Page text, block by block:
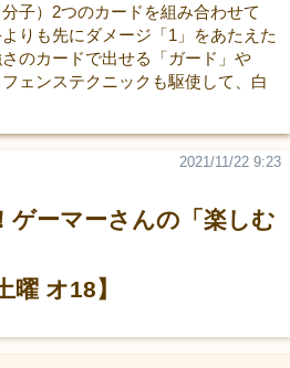
子）2つのカードを組み合わせて
りも先にダメージ「1」をあたえた
のカードで出せる「ガード」や
ェンステクニックも駆使して、白
ゲーマーさんの「楽しむ
曜 オ18】
2021/11/22 9:23